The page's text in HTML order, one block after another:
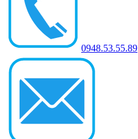
0948.53.55.89